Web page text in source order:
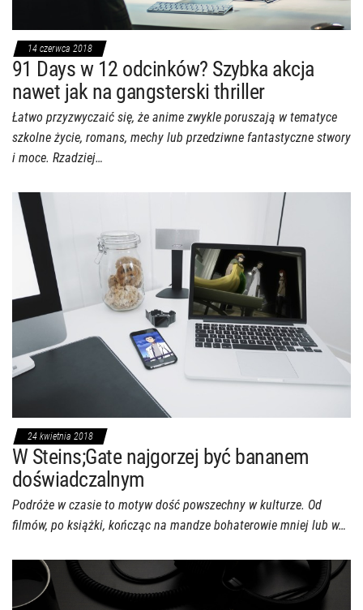
14 czerwca 2018
91 Days w 12 odcinków? Szybka akcja
nawet jak na gangsterski thriller
Łatwo przyzwyczaić się, że anime zwykle poruszają w tematyce
szkolne życie, romans, mechy lub przedziwne fantastyczne stwory
i moce. Rzadziej…
24 kwietnia 2018
W Steins;Gate najgorzej być bananem
doświadczalnym
Podróże w czasie to motyw dość powszechny w kulturze. Od
filmów, po książki, kończąc na mandze bohaterowie mniej lub w…